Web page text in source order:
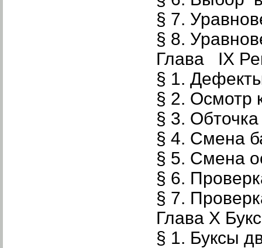
§ 7.
§ 8.
Глава IX
§ 1.
§ 2. Осмотр
§ 3.
§ 4. Смена
§ 5. Смена
§ 6.
§ 7.
Глава X
§ 1. Буксы